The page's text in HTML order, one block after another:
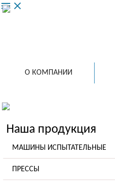
menu close
О КОМПАНИИ
Наша продукция
МАШИНЫ ИСПЫТАТЕЛЬНЫЕ
ПРЕССЫ